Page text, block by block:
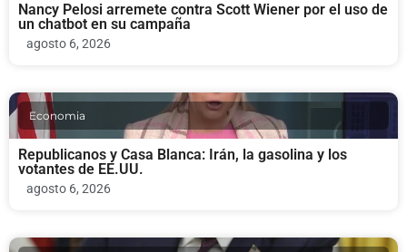
Nancy Pelosi arremete contra Scott Wiener por el uso de
un chatbot en su campaña
agosto 6, 2026
Economia
Republicanos y Casa Blanca: Irán, la gasolina y los
votantes de EE.UU.
agosto 6, 2026